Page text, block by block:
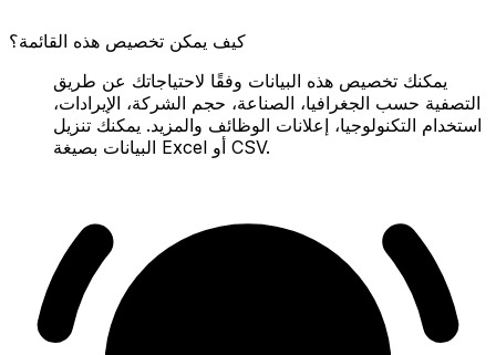
كيف يمكن تخصيص هذه القائمة؟
يمكنك تخصيص هذه البيانات وفقًا لاحتياجاتك عن طريق
التصفية حسب الجغرافيا، الصناعة، حجم الشركة، الإيرادات،
استخدام التكنولوجيا، إعلانات الوظائف والمزيد. يمكنك تنزيل
البيانات بصيغة Excel أو CSV.